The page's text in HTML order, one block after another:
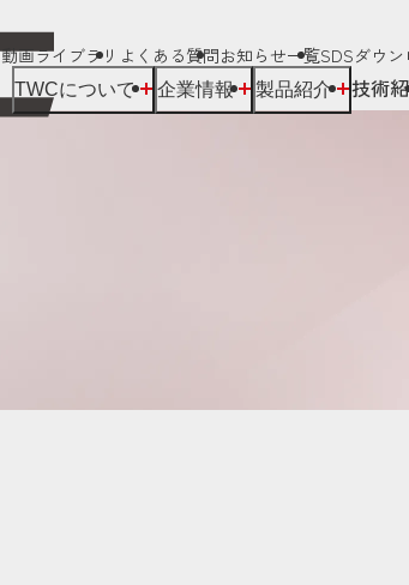
動画ライブラリ よくある質問お知らせ一覧SDSダウ
TWCについて 企業情報 製品紹介 技術